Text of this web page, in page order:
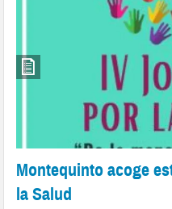
Montequinto acoge
la Salud